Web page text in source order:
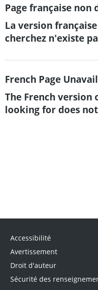
Page française non
La version
cherchez n'existe
French Page
The French version
looking for does
Accessibilité
Avertissement
Droit d'auteur
Sécurité des